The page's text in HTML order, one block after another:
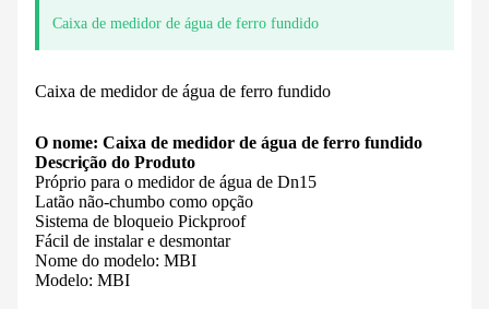
Caixa de medidor de água de ferro fundido
Caixa de medidor de água de ferro fundido
O nome: Caixa de medidor de água de ferro fundido
Descrição do Produto
Próprio para o medidor de água de Dn15
Latão não-chumbo como opção
Sistema de bloqueio Pickproof
Fácil de instalar e desmontar
Nome do modelo: MBI
Modelo: MBI